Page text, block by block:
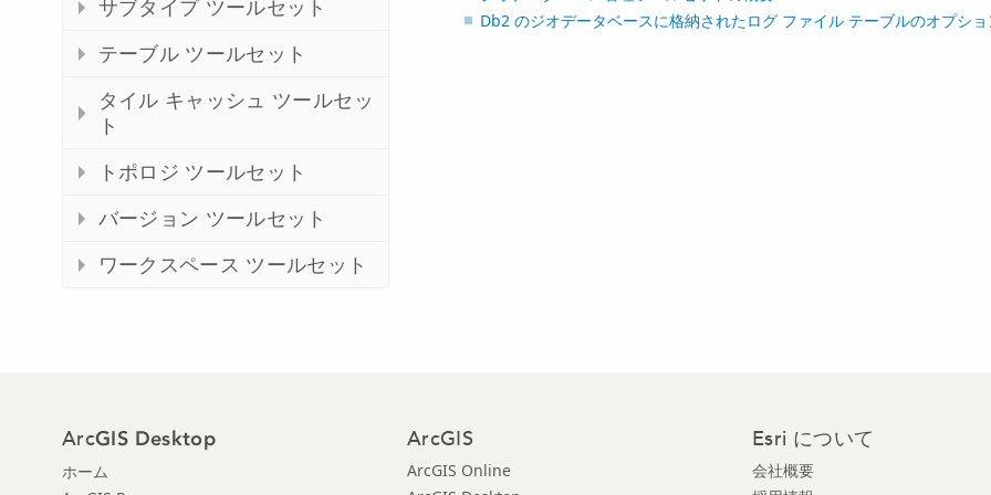
サブタイプ ツールセット
テーブル ツールセット
タイル キャッシュ ツールセッ
ト
トポロジ ツールセット
バージョン ツールセット
ワークスペース ツールセット
Db2 のジオデータベースに格納されたログ ファイル テーブルのオプシ
ArcGIS Desktop
ホーム
ArcGIS
ArcGIS Online
Esri について
会社概要